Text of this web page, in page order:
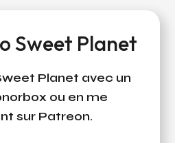
Sweet Planet
Planet avec un
ou en me
sur Patreon.